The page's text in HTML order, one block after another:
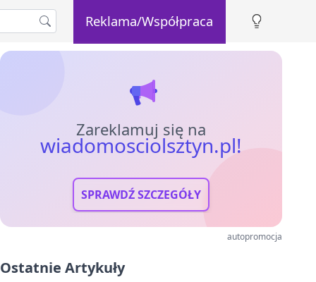
Reklama/Współpraca
Zareklamuj się na
wiadomosciolsztyn.pl!
SPRAWDŹ SZCZEGÓŁY
autopromocja
Ostatnie Artykuły